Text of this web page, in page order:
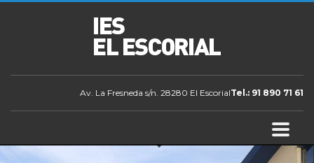
Av. La Fresneda s/n. 28280 El EscorialTel.: 91 890 71 61